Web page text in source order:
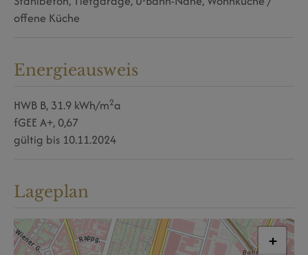
offene Küche
Energieausweis
HWB B, 31.9 kWh/m2a
fGEE A+, 0,67
gültig bis 10.11.2024
Lageplan
+